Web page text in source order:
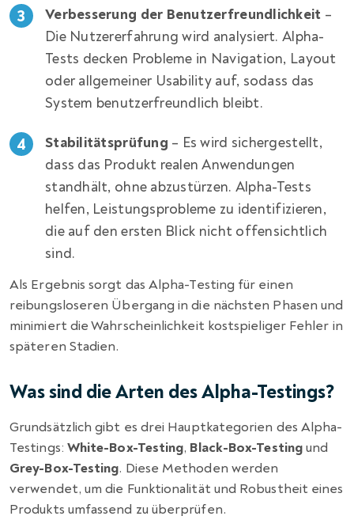
Verbesserung der Benutzerfreundlichkeit –
Die Nutzererfahrung wird analysiert. Alpha-
Tests decken Probleme in Navigation, Layout
oder allgemeiner Usability auf, sodass das
System benutzerfreundlich bleibt.
Stabilitätsprüfung – Es wird sichergestellt,
dass das Produkt realen Anwendungen
standhält, ohne abzustürzen. Alpha-Tests
helfen, Leistungsprobleme zu identifizieren,
die auf den ersten Blick nicht offensichtlich
sind.
Als Ergebnis sorgt das Alpha-Testing für einen
reibungsloseren Übergang in die nächsten Phasen und
minimiert die Wahrscheinlichkeit kostspieliger Fehler in
späteren Stadien.
Was sind die Arten des Alpha-Testings?
Grundsätzlich gibt es drei Hauptkategorien des Alpha-
Testings: White-Box-Testing, Black-Box-Testingund
Grey-Box-Testing. Diese Methoden werden
verwendet, um die Funktionalität und Robustheit eines
Produkts umfassend zu überprüfen.